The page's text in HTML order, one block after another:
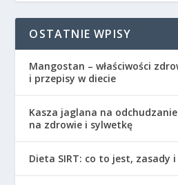
OSTATNIE WPISY
Mangostan – właściwości
i przepisy w diecie
Kasza jaglana na
na zdrowie i sylwetkę
Dieta SIRT: co to jest, zasady